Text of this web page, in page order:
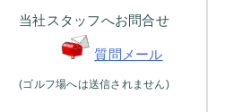
当社スタッフへお問合せ
質問メール
(ゴルフ場へは送信されません)